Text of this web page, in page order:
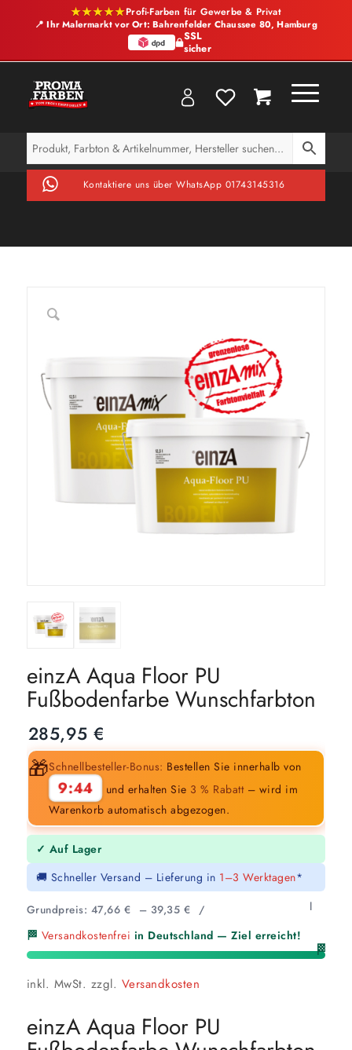
★★★★★Profi-Farben für Gewerbe & Privat
📍 Ihr Malermarkt vor Ort: Bahrenfelder Chaussee 80, Hamburg
SSL
sicher
Kontaktiere uns über WhatsApp 01743145316
einzA Aqua Floor PU
Fußbodenfarbe Wunschfarbton
285,95€
🎁Schnellbesteller-Bonus: Bestellen Sie innerhalb von
9:43 und erhalten Sie 3 % Rabatt– wird im
Warenkorb automatisch abgezogen.
✓ Auf Lager
🚚 Schneller Versand – Lieferung in 1–3 Werktagen*
Grundpreis: 47,66 € – 39,35 € / l
🏁 Versandkostenfrei in Deutschland — Ziel erreicht!
🏁
inkl. MwSt. zzgl. Versandkosten
einzA Aqua Floor PU